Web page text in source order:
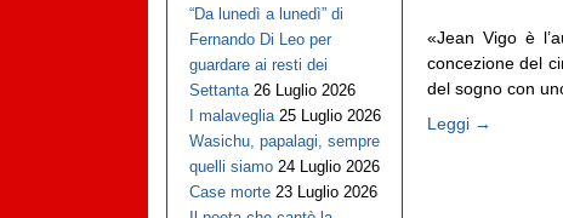
«Jean Vigo è
concezione del
del sogno con
Leggi →
“Da lunedì a lunedì” di
Fernando Di Leo per
guardare ai resti dei
Settanta 26 Luglio 2026
I malaveglia 25 Luglio 2026
Wasichu, papalagi, sempre
quelli siamo 24 Luglio 2026
Case morte 23 Luglio 2026